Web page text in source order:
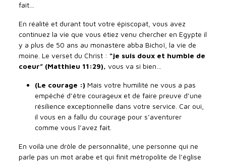
fait…
En réalité et durant tout votre épiscopat, vous avez
continuez la vie que vous étiez venu chercher en Egypte il
y a plus de 50 ans au monastère abba Bichoï, la vie de
moine. Le verset du Christ :“je suis doux et humble de
coeur” (Matthieu 11:29),vous va si bien…
(Le courage :) Mais votre humilité ne vous a pas
empêché d’être courageux et de faire preuve d’une
résilience exceptionnelle dans votre service. Car oui,
il vous en a fallu du courage pour s’aventurer
comme vous l’avez fait.
En voilà une drôle de personnalité, une personne qui ne
parle pas un mot arabe et qui finit métropolite de l’église